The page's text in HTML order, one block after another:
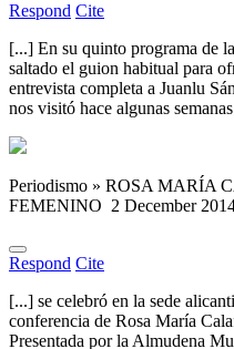
Respond Cite
[...] En su quinto programa de
saltado el guion habitual para
entrevista completa a Juanlu
nos visitó hace algunas
Periodismo » ROSA MARÍA
FEMENINO 2 December
Respond Cite
[...] se celebró en la sede
conferencia de Rosa María
Presentada por la Almudena